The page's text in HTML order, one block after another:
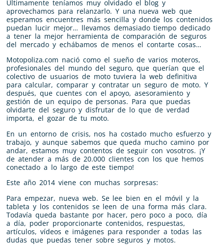
Últimamente teníamos muy olvidado el blog y
aprovechamos para relanzarlo. Y una nueva web que
esperamos encuentres más sencilla y donde los contenidos
puedan lucir mejor… llevamos demasiado tiempo dedicado
a tener la mejor herramienta de comparación de seguros
del mercado y echábamos de menos el contarte cosas…
Motopoliza.com nació como el sueño de varios moteros,
profesionales del mundo del seguro, que querían que el
colectivo de usuarios de moto tuviera la web definitiva
para calcular, comparar y contratar un seguro de moto. Y
después, que cuentes con el apoyo, asesoramiento y
gestión de un equipo de personas. Para que puedas
olvidarte del seguro y disfrutar de lo que de verdad
importa, el gozar de tu moto.
En un entorno de crisis, nos ha costado mucho esfuerzo y
trabajo, y aunque sabemos que queda mucho camino por
andar, estamos muy contentos de seguir con vosotros. ¡Y
de atender a más de 20.000 clientes con los que hemos
conectado a lo largo de este tiempo!
Este año 2014 viene con muchas sorpresas:
Para empezar, nueva web. Se lee bien en el móvil y la
tableta y los contenidos se leen de una forma más clara.
Todavía queda bastante por hacer, pero poco a poco, día
a día, poder proporcionarte contenidos, respuestas,
artículos, vídeos e imágenes para responder a todas las
dudas que puedas tener sobre seguros y motos.